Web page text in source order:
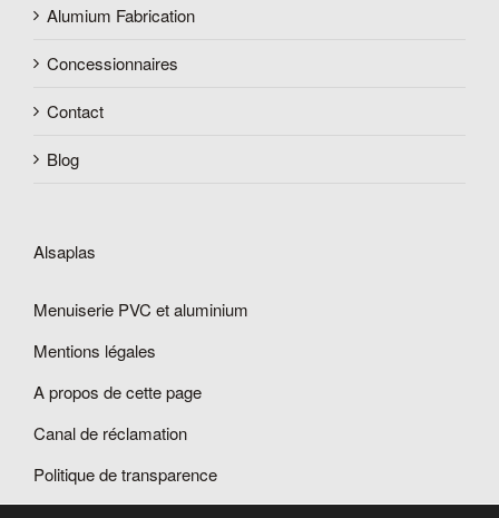
Alumium Fabrication
Concessionnaires
Contact
Blog
Alsaplas
Menuiserie PVC et aluminium
Mentions légales
A propos de cette page
Canal de réclamation
Politique de transparence